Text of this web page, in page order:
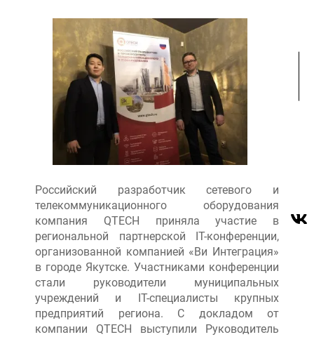
Российский разработчик сетевого и
телекоммуникационного оборудования
компания QTECH приняла участие в
региональной партнерской IT-конференции,
организованной компанией «Ви Интеграция»
в городе Якутске. Участниками конференции
стали руководители муниципальных
учреждений и IT-специалисты крупных
предприятий региона. С докладом от
компании QTECH выступили Руководитель